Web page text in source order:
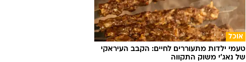
אוכל
טעמי ילדות מתעוררים לחיים: הקבב העיראקי
של נאג׳י משוק התקווה